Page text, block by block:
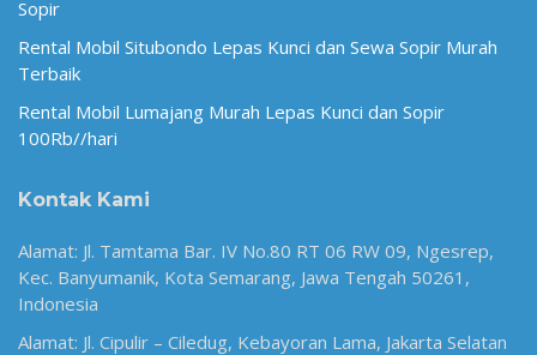
Sopir
Rental Mobil Situbondo Lepas Kunci dan Sewa Sopir Murah
Terbaik
Rental Mobil Lumajang Murah Lepas Kunci dan Sopir
100Rb//hari
Kontak Kami
Alamat: Jl. Tamtama Bar. IV No.80 RT 06 RW 09, Ngesrep,
Kec. Banyumanik, Kota Semarang, Jawa Tengah 50261,
Indonesia
Alamat: Jl. Cipulir – Ciledug, Kebayoran Lama, Jakarta Selatan